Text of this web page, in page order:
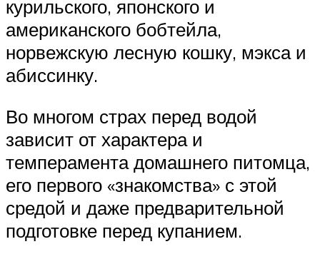
курильского, японского и
американского бобтейла,
норвежскую лесную кошку, мэкса и
абиссинку.
Во многом страх перед водой
зависит от характера и
темперамента домашнего питомца,
его первого «знакомства» с этой
средой и даже предварительной
подготовке перед купанием.